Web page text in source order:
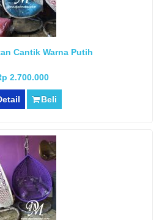
Cantik Warna Putih
2.700.000
Beli